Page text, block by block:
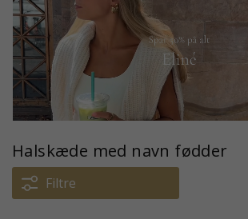
Halskæde med navn fødder
Filtre